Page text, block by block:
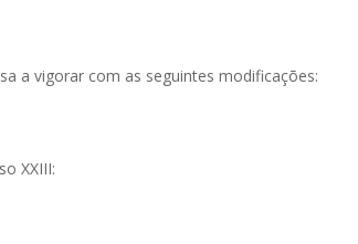
a vigorar com as seguintes modificações:
XXIII: